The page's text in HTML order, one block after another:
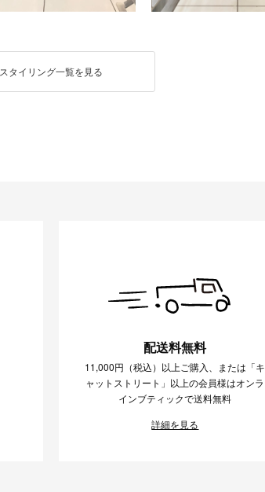
スタイリング一覧を見る
配送料無料
11,000円（税込）以上ご購入、または「キ
ャットストリート」以上の会員様はオンラ
インブティックで送料無料
詳細を見る